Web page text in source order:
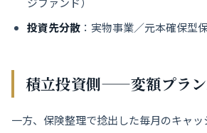
投資先分散 ：実物事業／元本確保型
積立投資側——変額プラ
一方、保険整理で捻出した毎月のキャ